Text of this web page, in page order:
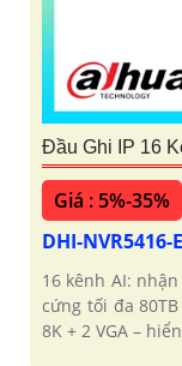
Đầu Ghi IP 16
Giá : 5%-35%
DHI-NVR5416-
16 kênh AI:
cứng tối đa
8K + 2 VGA –